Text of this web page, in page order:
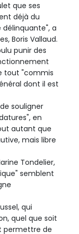
que ses
déjà du
a
Boris Vallaud.
punir des
tout "commis
dont il est
souligner
en
autant que
mais libre
Tondelier,
semblent
qui
quel que soit
permettre de